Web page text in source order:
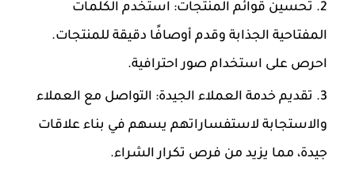
تحسين قوائم المنتجات: استخدم الكلمات
المفتاحية الجذابة وقدم أوصافًا دقيقة للمنتجات.
احرص على استخدام صور احترافية.
تقديم خدمة العملاء الجيدة: التواصل مع العملاء
والاستجابة لاستفساراتهم يسهم في بناء علاقات
جيدة، مما يزيد من فرص تكرار الشراء.